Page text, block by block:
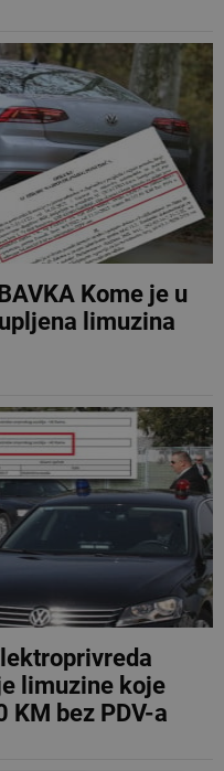
Kome je u
limuzina
limuzine koje
bez PDV-a